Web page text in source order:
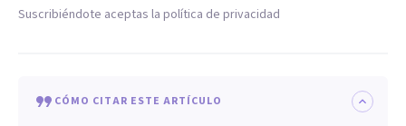
Suscribiéndote aceptas la política de privacidad
CÓMO CITAR ESTE ARTÍCULO